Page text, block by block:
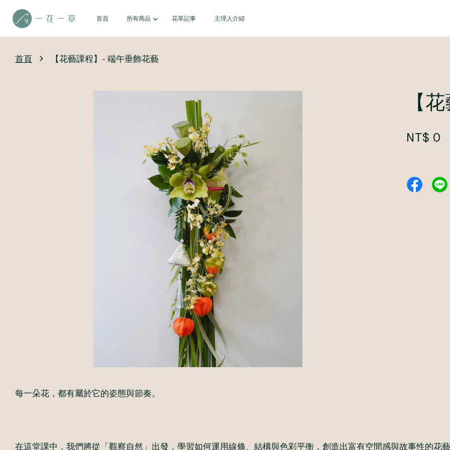
首頁 所有商品 花草記事 主理人介紹
首頁 › 【花藝課程】- 端午垂飾花藝
【
NT$ 0
每一朵花，都有屬於它的姿態與節奏。
在這堂課中，我們將從「觀察自然」出發，學習如何運用線條、結構與色彩平衡，創造出富有空間感與故事性的花